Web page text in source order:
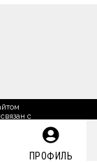
с
на
ПРОФИЛЬ